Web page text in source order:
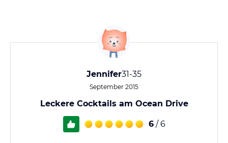
Jennifer31-35
September 2015
Leckere Cocktails am Ocean Drive
6 / 6